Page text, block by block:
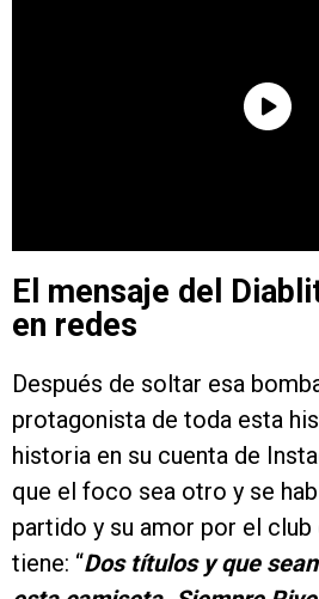
El mensaje del
en redes
Después de soltar esa
protagonista de toda esta
historia en su cuenta de
que el foco sea otro y se
partido y su amor por el club
tiene: “Dos títulos y que